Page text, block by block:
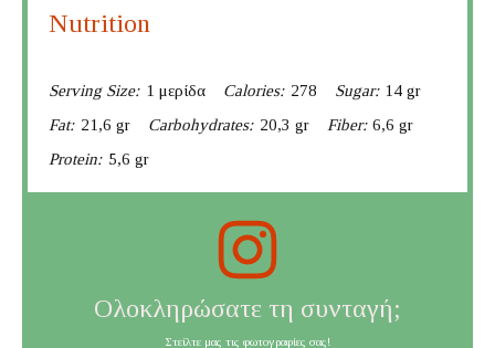
Nutrition
Serving Size: 1 μερίδα Calories: 278 Sugar: 14 gr
Fat: 21,6 gr Carbohydrates: 20,3 gr Fiber: 6,6 gr
Protein: 5,6 gr
Ολοκληρώσατε τη συνταγή;
Στείλτε μας τις φωτογραφίες σας!